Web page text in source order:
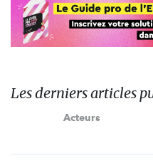
Les derniers articles
Acteurs